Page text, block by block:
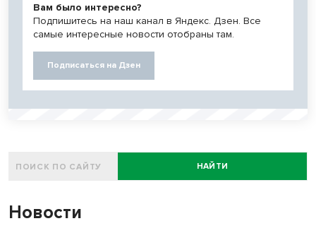
Вам было интересно?
Подпишитесь на наш канал в Яндекс. Дзен. Все
самые интересные новости отобраны там.
Подписаться на Дзен
НАЙТИ
Новости